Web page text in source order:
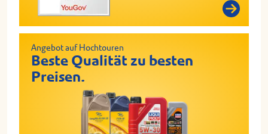
Angebot auf Hochtouren
Beste Qualität zu besten
Preisen.